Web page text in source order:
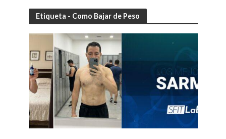
Etiqueta - Como Bajar de Peso